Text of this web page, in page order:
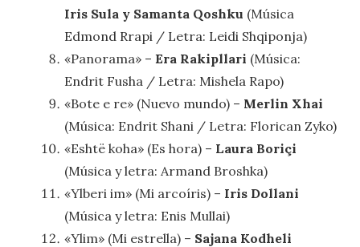
Iris Sula y Samanta Qoshku (Música
Edmond Rrapi / Letra: Leidi Shqiponja)
«Panorama» – Era Rakipllari (Música:
Endrit Fusha / Letra: Mishela Rapo)
«Bote e re» (Nuevo mundo) – Merlin Xhai
(Música: Endrit Shani / Letra: Florican Zyko)
«Eshtë koha» (Es hora) – Laura Boriçi
(Música y letra: Armand Broshka)
«Ylberi im» (Mi arcoíris) – Iris Dollani
(Música y letra: Enis Mullai)
«Ylim» (Mi estrella) – Sajana Kodheli